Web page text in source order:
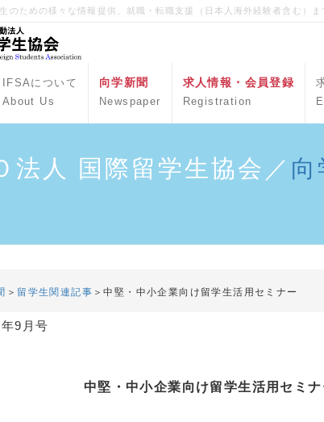
のための様々な情報提供、就職・転職支援（日本人海外経験者含む）ま
IFSAについて
About Us
向学新聞
Newspaper
求人情報・会員登録
Registration
法人 国際留学生協会／ 向
＞ 留学生関連記事 ＞中堅・中小企業向け留学生活用セミナー
9月号
中堅・中小企業向け留学生活用セミナ